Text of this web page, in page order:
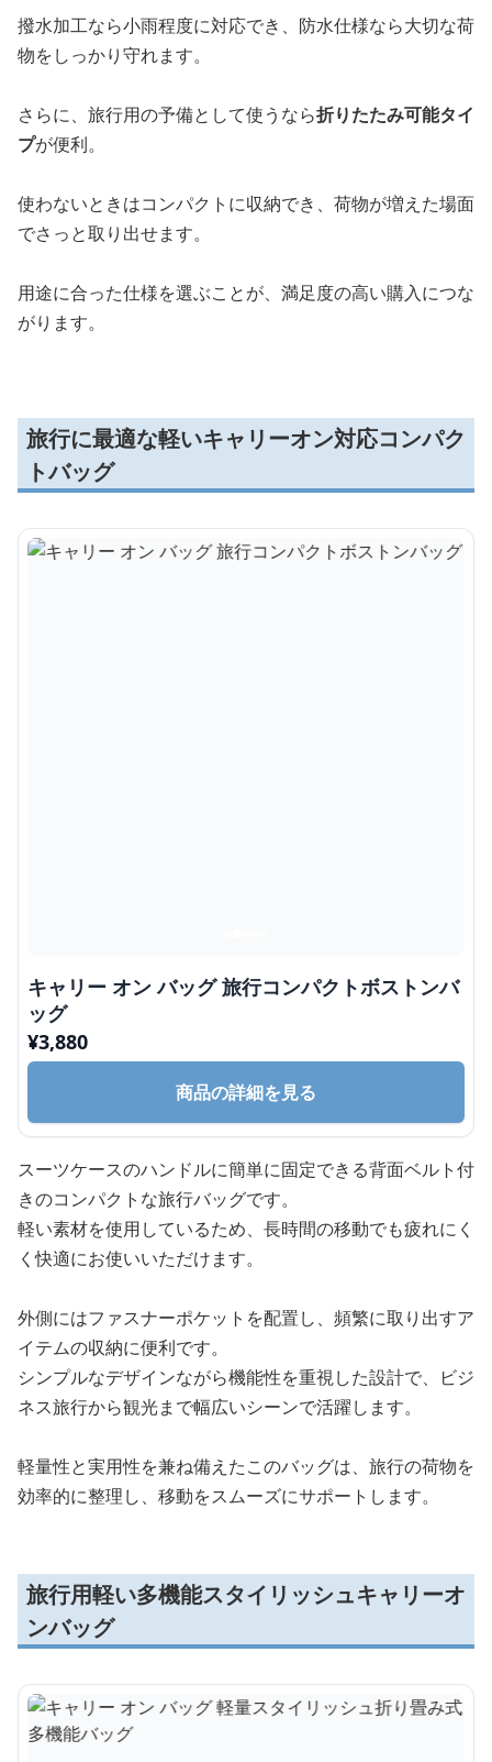
撥水加工なら小雨程度に対応でき、防水仕様なら大切な荷
物をしっかり守れます。
さらに、旅行用の予備として使うなら折りたたみ可能タイ
プが便利。
使わないときはコンパクトに収納でき、荷物が増えた場面
でさっと取り出せます。
用途に合った仕様を選ぶことが、満足度の高い購入につな
がります。
旅行に最適な軽いキャリーオン対応コンパク
トバッグ
キャリー オン バッグ 旅行コンパクトボストンバ
ッグ
¥3,880
商品の詳細を見る
スーツケースのハンドルに簡単に固定できる背面ベルト付
きのコンパクトな旅行バッグです。
軽い素材を使用しているため、長時間の移動でも疲れにく
く快適にお使いいただけます。
外側にはファスナーポケットを配置し、頻繁に取り出すア
イテムの収納に便利です。
シンプルなデザインながら機能性を重視した設計で、ビジ
ネス旅行から観光まで幅広いシーンで活躍します。
軽量性と実用性を兼ね備えたこのバッグは、旅行の荷物を
効率的に整理し、移動をスムーズにサポートします。
旅行用軽い多機能スタイリッシュキャリーオ
ンバッグ